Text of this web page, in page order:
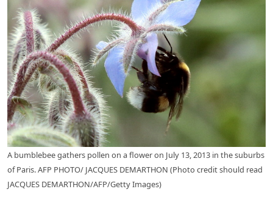
A bumblebee gathers pollen on a flower on July 13, 2013 in the suburbs
of Paris. AFP PHOTO/ JACQUES DEMARTHON (Photo credit should read
JACQUES DEMARTHON/AFP/Getty Images)